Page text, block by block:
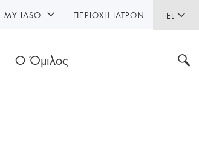
EL
Ο Όμιλος
MY IASO ΠΕΡΙΟΧΉ ΙΑΤΡΏΝ